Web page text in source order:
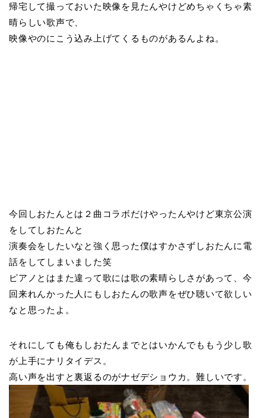
帰宅して撮っておいた映像を見たんやけどめちゃくちゃ素
晴らしい歌声で、
映像やのにこう込み上げてくるものがあるんよね。
今回しおたんとは２曲コラボだけやったんやけど東京公演
をしてしおたんと
演奏会をしたいなと強く思った僕はすかさずしおたんに電
話をしてしまいました笑
ピアノとはまた違って歌には歌の素晴らしさがあって、今
回来れんかった人にもしおたんの歌声をぜひ聴いて欲しい
なと思ったよ。
それにしても俺もしおたんまでとはいかんでももう少し歌
が上手にナリタイデス。
高い声を出すと裏返るのがナゼデショウカ。難しいです。